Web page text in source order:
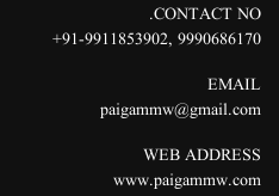
CONTACT NO.
9990686170
,
91-9911853902+
EMAIL
paigammw@gmail.com
WEB ADDRESS
www.paigammw.com